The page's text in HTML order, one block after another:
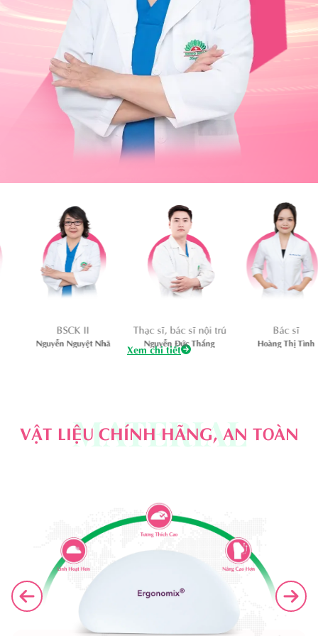
BSCK II
Nguyễn Nguyệt Nhã
Thạc sĩ, bác sĩ nội trú
Nguyễn Đức Thắng
Bác sĩ
Hoàng Thị Tình
Xem chi tiết
MATERIAL
VẬT LIỆU CHÍNH HÃNG, AN TOÀN